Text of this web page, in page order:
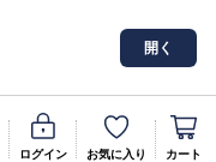
開く
ログイン お気に入り カート